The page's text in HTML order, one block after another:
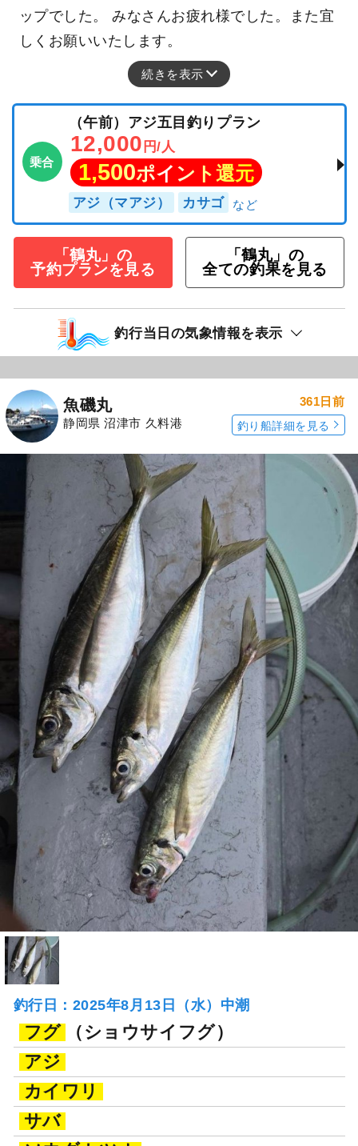
ップでした。 みなさんお疲れ様でした。また宜
しくお願いいたします。
続きを表示
乗合
（午前）アジ五目釣りプラン
12,000 円/人
1,500ポイント還元
アジ（マアジ） カサゴ
「鶴丸」の
予約プランを見る
「鶴丸」の
全ての釣果を見る
釣行当日の気象情報を表示
魚磯丸
静岡県 沼津市 久料港
361日前
釣り船詳細を見る
釣行日：2025年8月13日（水）中潮
フグ
（ショウサイフグ）
アジ
カイワリ
サバ